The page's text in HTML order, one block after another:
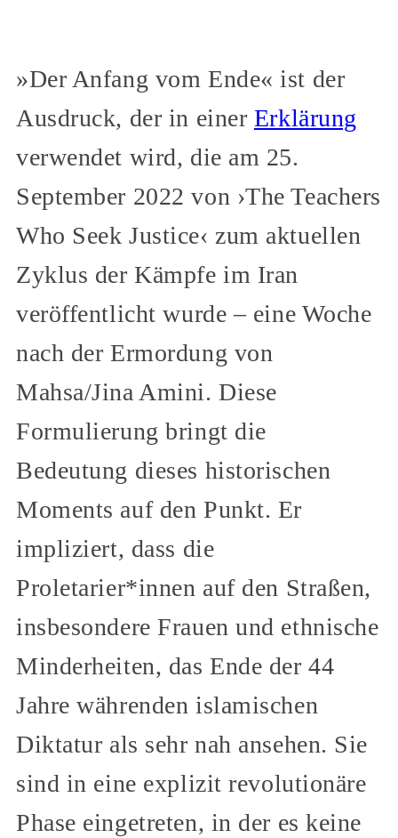
»Der Anfang vom Ende« ist der
Ausdruck, der in einer Erklärung
verwendet wird, die am 25.
September 2022 von ›The Teachers
Who Seek Justice‹ zum aktuellen
Zyklus der Kämpfe im Iran
veröffentlicht wurde – eine Woche
nach der Ermordung von
Mahsa/Jina Amini. Diese
Formulierung bringt die
Bedeutung dieses historischen
Moments auf den Punkt. Er
impliziert, dass die
Proletarier*innen auf den Straßen,
insbesondere Frauen und ethnische
Minderheiten, das Ende der 44
Jahre währenden islamischen
Diktatur als sehr nah ansehen. Sie
sind in eine explizit revolutionäre
Phase eingetreten, in der es keine